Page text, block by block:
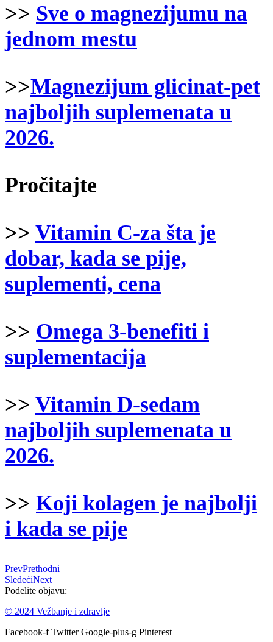
>> Sve o magnezijumu na
jednom mestu
>>Magnezijum glicinat-pet
najboljih suplemenata u
2026.
Pročitajte
>> Vitamin C-za šta je
dobar, kada se pije,
suplementi, cena
>> Omega 3-benefiti i
suplementacija
>> Vitamin D-sedam
najboljih suplemenata u
2026.
>> Koji kolagen je najbolji
i kada se pije
PrevPrethodni
SledećiNext
Podelite objavu:
© 2024 Vežbanje i zdravlje
Facebook-f Twitter Google-plus-g Pinterest